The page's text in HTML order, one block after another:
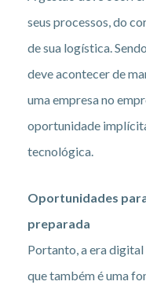
seus processos, do
de sua logística.
deve acontecer de
uma empresa no
oportunidade
tecnológica.
Oportunidades
preparada
Portanto, a era
que também é uma